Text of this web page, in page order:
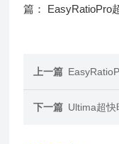
篇： EasyRatioPro
上一篇
下一篇 Ultima超